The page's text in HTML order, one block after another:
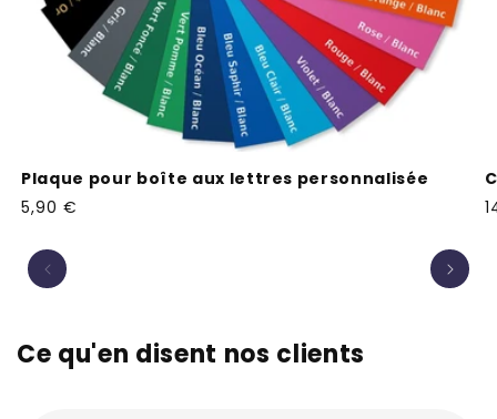
Plaque pour boîte aux lettres personnalisée
Prix
5,90 €
Ce qu'en disent nos clients